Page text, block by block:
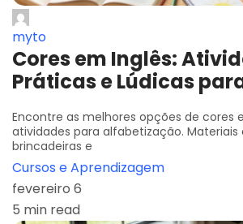
myto
Cores em Inglês:
Práticas e Lúdicas
Encontre as melhores opções de cores
atividades para alfabetização. Materiais
brincadeiras e
Cursos e Aprendizagem
fevereiro 6
5 min read